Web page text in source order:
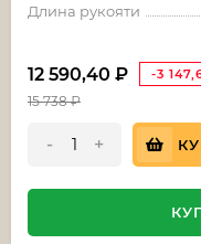
Длина рукояти
12 590,40 ₽ -3
15 738₽
- +